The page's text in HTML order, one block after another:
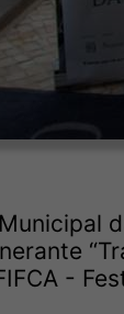
-